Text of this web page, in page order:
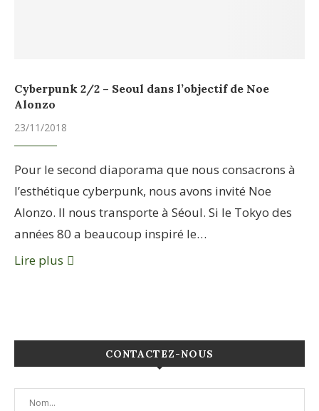
Cyberpunk 2/2 – Seoul dans l’objectif de Noe
Alonzo
23/11/2018
Pour le second diaporama que nous consacrons à
l’esthétique cyberpunk, nous avons invité Noe
Alonzo. Il nous transporte à Séoul. Si le Tokyo des
années 80 a beaucoup inspiré le…
Lire plus
CONTACTEZ-NOUS